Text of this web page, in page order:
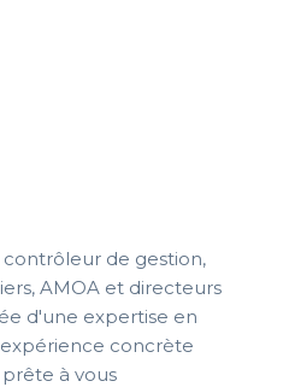
de gestion,
AMOA et directeurs
d'une expertise en
concrète
à vous